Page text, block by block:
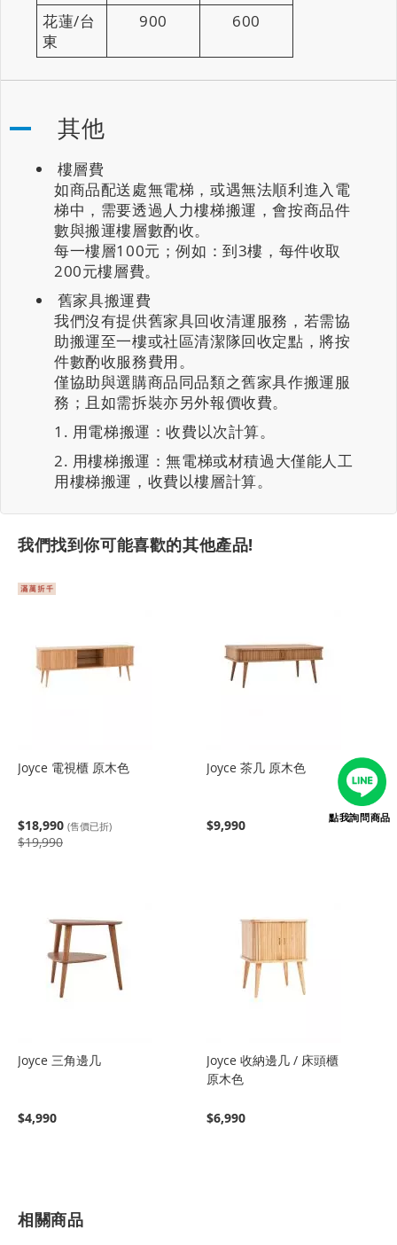
花蓮/台
東
900 600
其他
樓層費
如商品配送處無電梯，或遇無法順利進入電
梯中，需要透過人力樓梯搬運，會按商品件
數與搬運樓層數酌收。
每一樓層100元；例如：到3樓，每件收取
200元樓層費。
舊家具搬運費
我們沒有提供舊家具回收清運服務，若需協
助搬運至一樓或社區清潔隊回收定點，將按
件數酌收服務費用。
僅協助與選購商品同品類之舊家具作搬運服
務；且如需拆裝亦另外報價收費。
用電梯搬運：收費以次計算。
用樓梯搬運：無電梯或材積過大僅能人工
用樓梯搬運，收費以樓層計算。
我們找到你可能喜歡的其他產品!
Joyce 電視櫃 原木色
$18,990 (售價已折)
$19,990
Joyce 茶几 原木色
$9,990
Joyce 三角邊几
$4,990
Joyce 收納邊几 / 床頭櫃
原木色
$6,990
相關商品
點我詢問商品